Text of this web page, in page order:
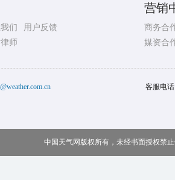
们
用户反馈
师
营销
商务合
媒资合
客服电
中国天气网版权所有，未经书面授权